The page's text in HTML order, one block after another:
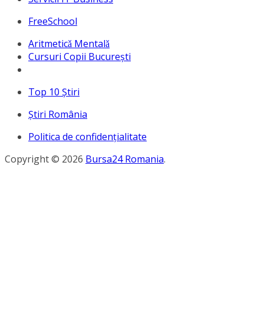
FreeSchool
Aritmeticǎ Mentalǎ
Cursuri Copii București
Top 10 Ştiri
Ştiri România
Politica de confidențialitate
Copyright © 2026 Bursa24 Romania.